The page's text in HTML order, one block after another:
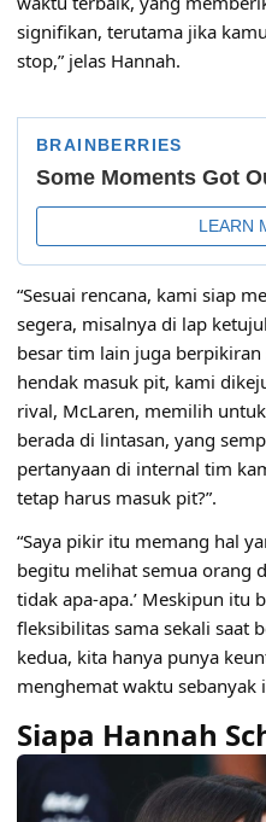
signifikan, terutama jika
stop,” jelas Hannah.
“Sesuai rencana, kami siap
segera, misalnya di lap
besar tim lain juga
hendak masuk pit, kami
rival, McLaren, memilih
berada di lintasan, yang
pertanyaan di internal tim
tetap harus masuk pit?”.
“Saya pikir itu memang hal
begitu melihat semua orang
tidak apa-apa.’ Meskipun itu
fleksibilitas sama sekali saat
kedua, kita hanya punya
menghemat waktu sebanyak
Siapa Hannah